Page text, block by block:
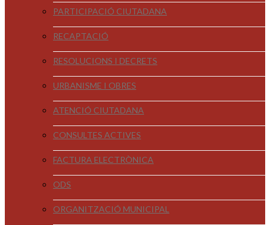
PARTICIPACIÓ CIUTADANA
RECAPTACIÓ
RESOLUCIONS I DECRETS
URBANISME I OBRES
ATENCIÓ CIUTADANA
CONSULTES ACTIVES
FACTURA ELECTRÒNICA
ODS
ORGANITZACIÓ MUNICIPAL